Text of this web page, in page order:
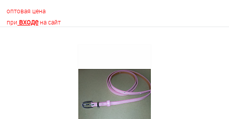
оптовая цена
при входена сайт
Недоступно